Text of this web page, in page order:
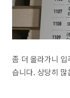
좀 더 올라가니
습니다. 상당히